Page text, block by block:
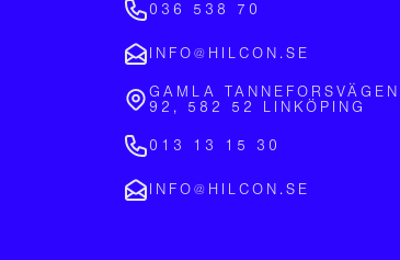
036 538 70
INFO@HILCON.SE
GAMLA TANNEFORSVÄGEN
92, 582 52 LINKÖPING
013 13 15 30
INFO@HILCON.SE